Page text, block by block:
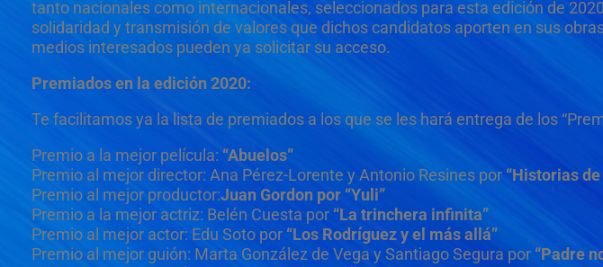
tanto nacionales como internacionales, seleccionados para esta edición de
solidaridad y transmisión de valores que dichos candidatos aporten en sus
medios interesados pueden ya solicitar su acceso.
Premiados en la edición 2020:
Te facilitamos ya la lista de premiados a los que se les hará entrega de los
Premio a la mejor película: “Abuelos”
Premio al mejor director: Ana Pérez-Lorente y Antonio Resines por “Historias
Premio al mejor productor:Juan Gordon por “Yuli”
Premio a la mejor actriz: Belén Cuesta por “La trinchera infinita”
Premio al mejor actor: Edu Soto por “Los Rodríguez y el más allá”
Premio al mejor guión: Marta González de Vega y Santiago Segura por “Padre